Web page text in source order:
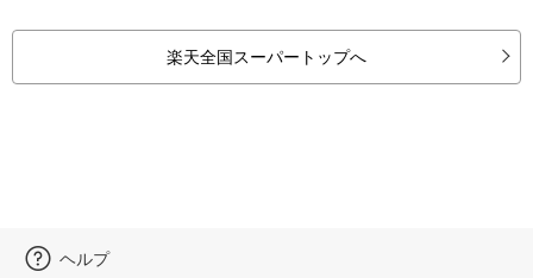
楽天全国スーパートップへ
ヘルプ